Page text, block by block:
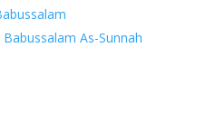
Babussalam As-Sunnah